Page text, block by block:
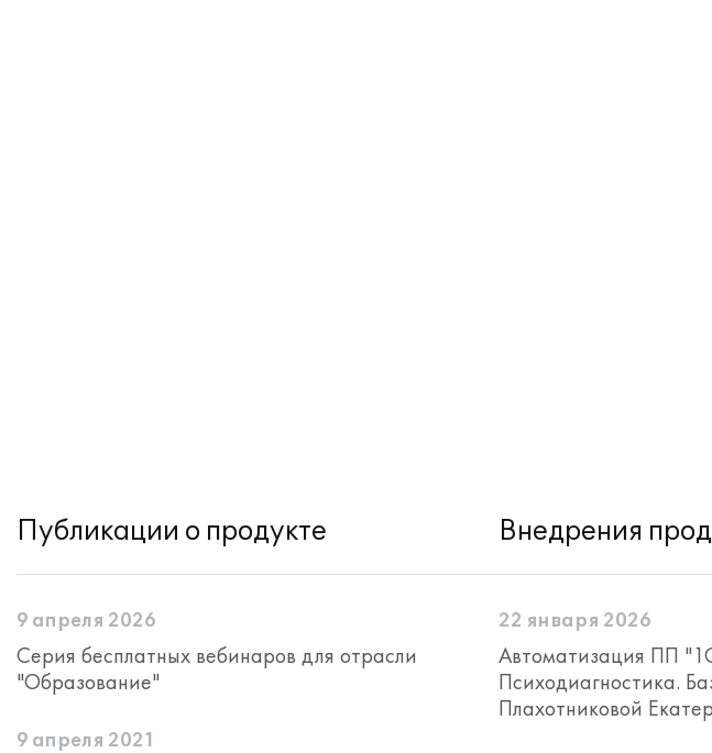
Публикации о продукте
9 апреля 2026
Серия бесплатных вебинаров для отрасли
"Образование"
9 апреля 2021
Внедрения
22 января 2026
Автоматизация ПП
Психодиагностика.
Плахотниковой